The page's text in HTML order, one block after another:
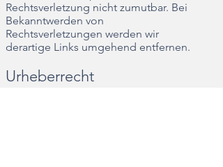
Rechtsverletzung nicht zumutbar. Bei
Bekanntwerden von
Rechtsverletzungen werden wir
derartige Links umgehend entfernen.
Urheberrecht